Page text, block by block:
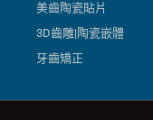
美齒陶瓷貼片
3D齒雕|陶瓷嵌體
牙齒矯正